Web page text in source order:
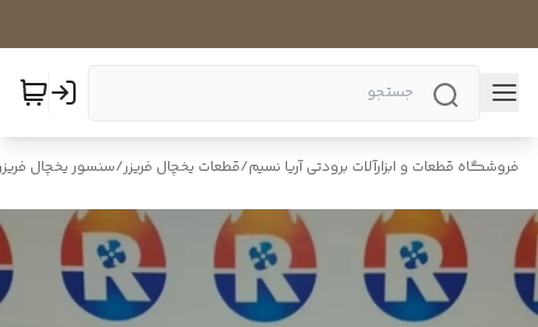
فروشگاه قطعات و ابزارآلات برودتی آریا نسیم/قطعات یخچال فریزر/سنسور یخچال